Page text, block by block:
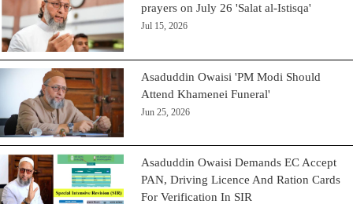
prayers on July 26 'Salat al-Istisqa'
Jul 15, 2026
Asaduddin Owaisi 'PM Modi Should
Attend Khamenei Funeral'
Jun 25, 2026
Asaduddin Owaisi Demands EC Accept
PAN, Driving Licence And Ration Cards
For Verification In SIR